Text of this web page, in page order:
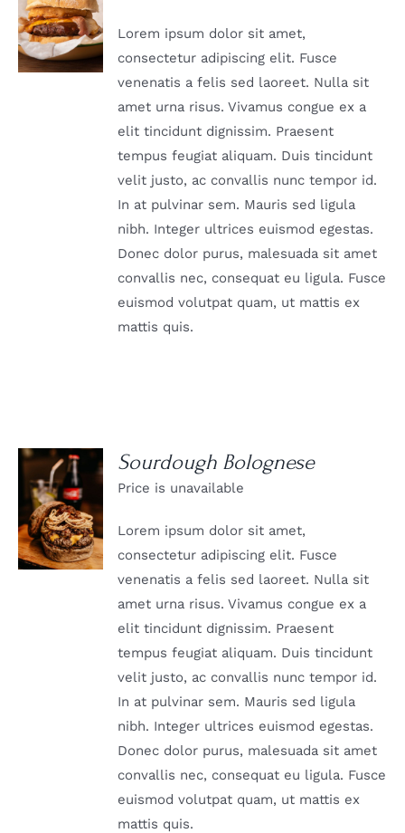
DETAILS
Lorem ipsum dolor sit amet,
consectetur adipiscing elit. Fusce
venenatis a felis sed laoreet. Nulla sit
amet urna risus. Vivamus congue ex a
elit tincidunt dignissim. Praesent
tempus feugiat aliquam. Duis tincidunt
velit justo, ac convallis nunc tempor id.
In at pulvinar sem. Mauris sed ligula
nibh. Integer ultrices euismod egestas.
Donec dolor purus, malesuada sit amet
convallis nec, consequat eu ligula. Fusce
euismod volutpat quam, ut mattis ex
mattis quis.
DETAILS
Sourdough Bolognese
Price is unavailable
Lorem ipsum dolor sit amet,
consectetur adipiscing elit. Fusce
venenatis a felis sed laoreet. Nulla sit
amet urna risus. Vivamus congue ex a
elit tincidunt dignissim. Praesent
tempus feugiat aliquam. Duis tincidunt
velit justo, ac convallis nunc tempor id.
In at pulvinar sem. Mauris sed ligula
nibh. Integer ultrices euismod egestas.
Donec dolor purus, malesuada sit amet
convallis nec, consequat eu ligula. Fusce
euismod volutpat quam, ut mattis ex
mattis quis.